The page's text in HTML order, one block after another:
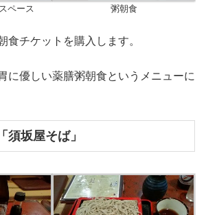
ペース 粥朝食
食チケットを購入します。
に優しい薬膳粥朝食というメニューに
須坂屋そば」